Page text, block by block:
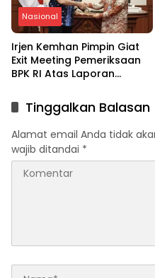
Nasional
Irjen Kemhan Pimpin Giat
Exit Meeting Pemeriksaan
BPK RI Atas Laporan
Tinggalkan Balasan
Alamat email Anda tidak
wajib ditandai *